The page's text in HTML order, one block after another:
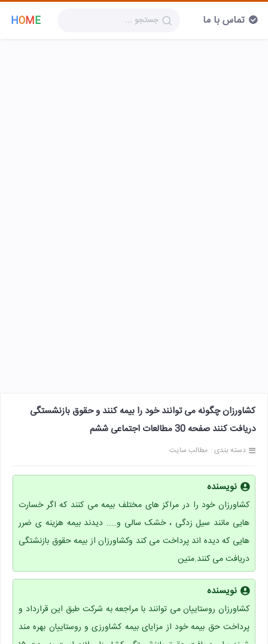
HOME تماس با ما
کشاورزان چگونه می توانند خود را بیمه کنند و حقوق بازنشستگی
دریافت کنند صفحه 30 مطالعات اجتماعی ششم
دسته بندی : مطالب سایت
نویسنده
کشاورزان خود را در مراکز های مختلف بیمه می کنند که اگر خسارت
هایی مانند سیل زدگی ، خشک سالی و….. دیدند بیمه هزینه ی ضرر
هایی که دیده اند پرداخت می کند وکشاورزان از بیمه حقوق بازنشتگی
دریافت می کنند.متین
نویسنده
کشاورزان روستاییان می توانند با مراجعه به شرکت طبق این قرارداد و
پرداخت حق بیمه خود از مزایای بیمه کشاورزی و روستاییان بهره مند